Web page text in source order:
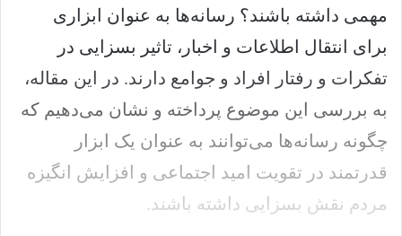
مهمی داشته باشند؟ رسانه‌ها به عنوان ابزاری
برای انتقال اطلاعات و اخبار، تاثیر بسزایی در
تفکرات و رفتار افراد و جوامع دارند. در این مقاله،
به بررسی این موضوع پرداخته و نشان می‌دهیم که
چگونه رسانه‌ها می‌توانند به عنوان یک ابزار
قدرتمند در تقویت امید اجتماعی و افزایش انگیزه
مردم نقش بسزایی داشته باشند.